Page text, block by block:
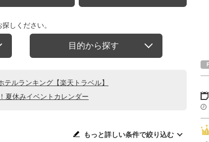
しください。
目的から探す
ルランキング【楽天トラベル】
夏休みイベントカレンダー
もっと詳しい条件で絞り込む